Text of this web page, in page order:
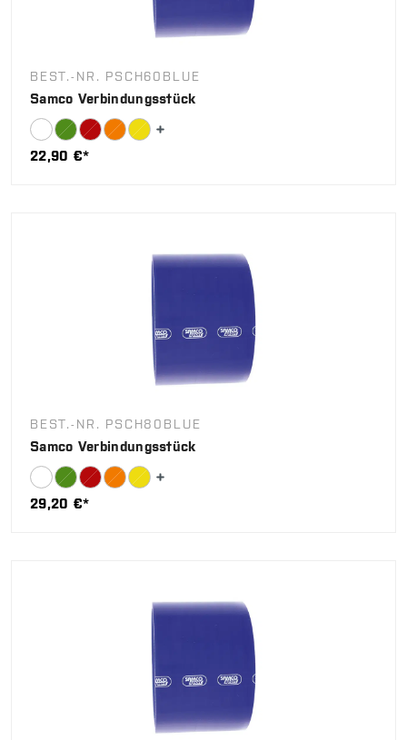
BEST.-NR. PSCH60BLUE
Samco Verbindungsstück
22,90 €*
BEST.-NR. PSCH80BLUE
Samco Verbindungsstück
29,20 €*